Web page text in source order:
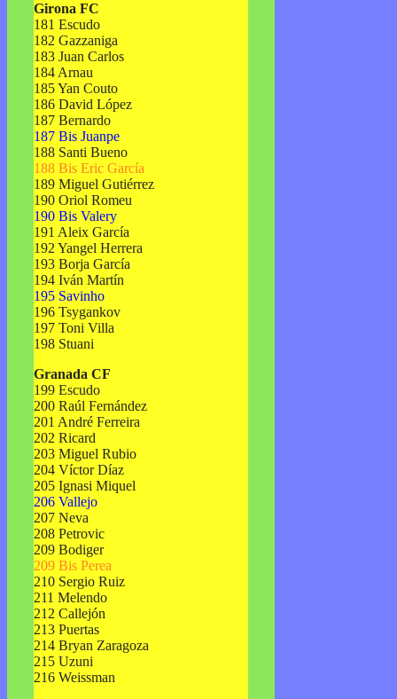
Girona FC
181 Escudo
182 Gazzaniga
183 Juan Carlos
184 Arnau
185 Yan Couto
186 David López
187 Bernardo
187 Bis Juanpe
188 Santi Bueno
188 Bis Eric García
189 Miguel Gutiérrez
190 Oriol Romeu
190 Bis Valery
191 Aleix García
192 Yangel Herrera
193 Borja García
194 Iván Martín
195 Savinho
196 Tsygankov
197 Toni Villa
198 Stuani
Granada CF
199 Escudo
200 Raúl Fernández
201 André Ferreira
202 Ricard
203 Miguel Rubio
204 Víctor Díaz
205 Ignasi Miquel
206 Vallejo
207 Neva
208 Petrovic
209 Bodiger
209 Bis Perea
210 Sergio Ruiz
211 Melendo
212 Callejón
213 Puertas
214 Bryan Zaragoza
215 Uzuni
216 Weissman